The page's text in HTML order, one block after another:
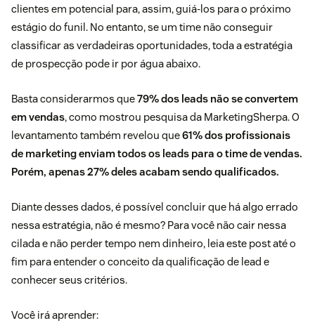
clientes em potencial para, assim, guiá-los para o próximo
estágio do funil . No entanto, se um time não conseguir
classificar as verdadeiras oportunidades, toda a estratégia
de prospecção pode ir por água abaixo.
Basta considerarmos que79% dos leads não se convertem
em vendas, como mostrou pesquisa da MarketingSherpa. O
levantamento também revelou que61% dos profissionais
de marketing enviam todos os leads para o time de vendas.
Porém, apenas 27% deles acabam sendo qualificados.
Diante desses dados, é possível concluir que há algo errado
nessa estratégia, não é mesmo? Para você não cair nessa
cilada e não perder tempo nem dinheiro, leia este post até o
fim para entender o conceito da qualificação de lead e
conhecer seus critérios.
Você irá aprender: